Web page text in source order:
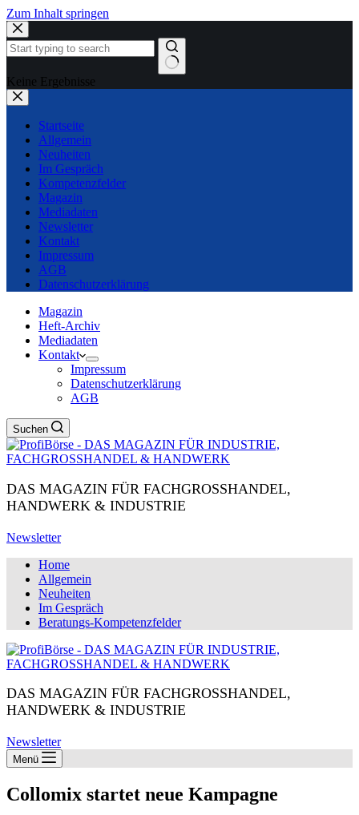
Zum Inhalt springen
Keine Ergebnisse
Startseite
Allgemein
Neuheiten
Im Gespräch
Kompetenzfelder
Magazin
Mediadaten
Newsletter
Kontakt
Impressum
AGB
Datenschutzerklärung
Magazin
Heft-Archiv
Mediadaten
Kontakt
Impressum
Datenschutzerklärung
AGB
Suchen
DAS MAGAZIN FÜR FACHGROSSHANDEL,
HANDWERK & INDUSTRIE
Newsletter
Home
Allgemein
Neuheiten
Im Gespräch
Beratungs-Kompetenzfelder
DAS MAGAZIN FÜR FACHGROSSHANDEL,
HANDWERK & INDUSTRIE
Newsletter
Menü
Collomix startet neue Kampagne